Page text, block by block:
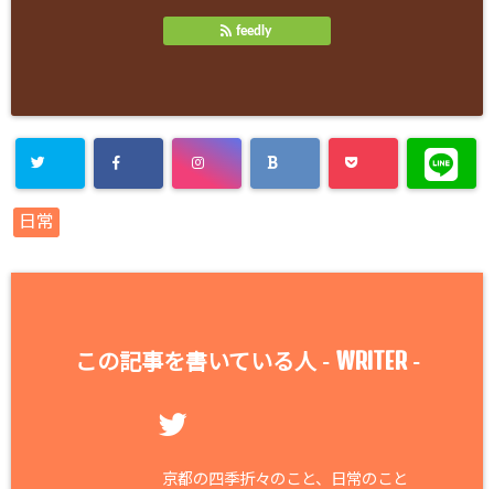
feedly
日常
この記事を書いている人 - WRITER-
京都の四季折々のこと、日常のこと